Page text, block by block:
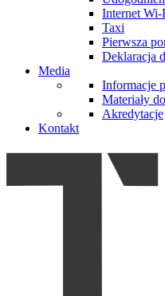
Internet Wi-
Taxi
Pierwsza
Deklaracja
Media
Informacje
Materiały
Akredytacje
Kontakt